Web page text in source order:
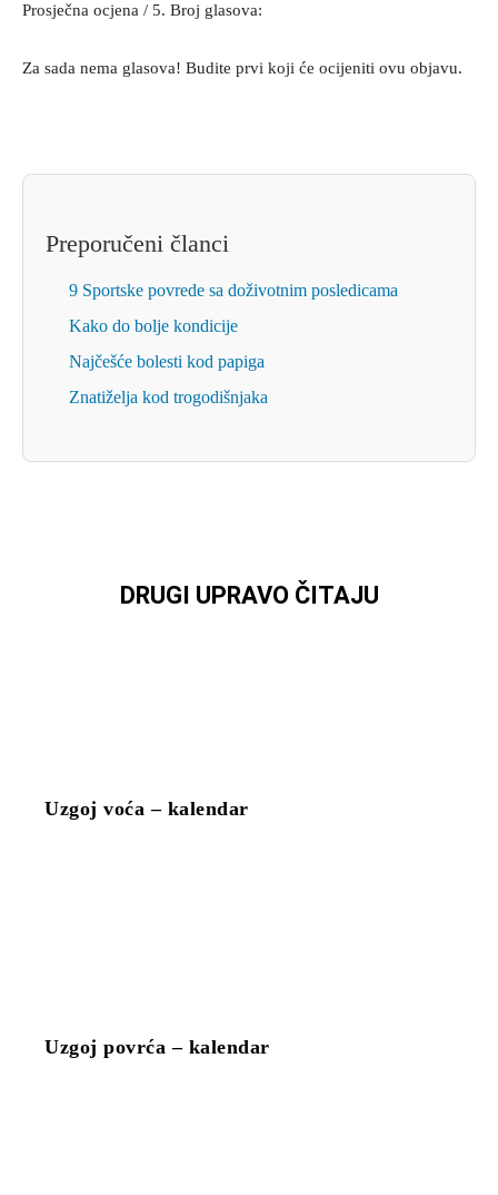
Prosječna ocjena / 5. Broj glasova:
Za sada nema glasova! Budite prvi koji će ocijeniti ovu objavu.
Preporučeni članci
9 Sportske povrede sa doživotnim posledicama
Kako do bolje kondicije
Najčešće bolesti kod papiga
Znatiželja kod trogodišnjaka
DRUGI UPRAVO ČITAJU
Uzgoj voća – kalendar
Uzgoj povrća – kalendar